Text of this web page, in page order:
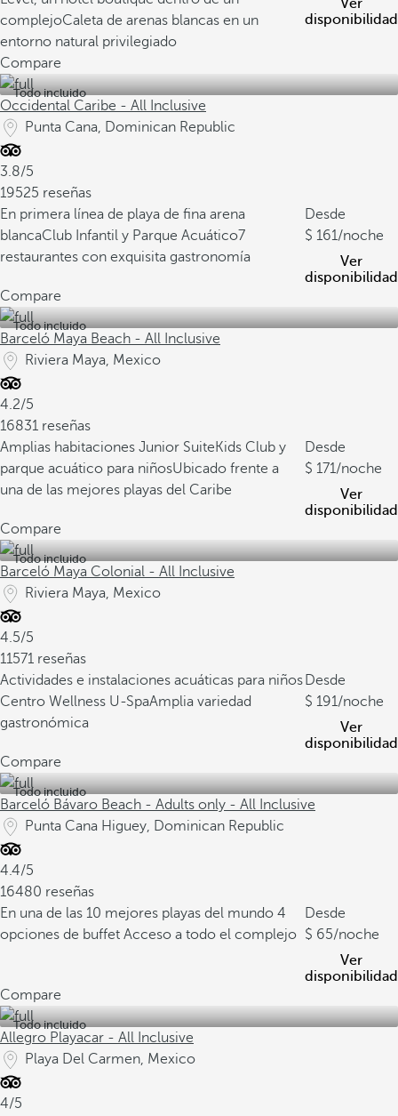
complejoCaleta de arenas blancas en un
entorno natural privilegiado
Ver
disponibilidad
Compare
Todo incluido
Occidental Caribe - All Inclusive
Punta Cana, Dominican Republic
3.8/5
19525 reseñas
En primera línea de playa de fina arena
blancaClub Infantil y Parque Acuático7
restaurantes con exquisita gastronomía
Desde
161/noche
Ver
disponibilidad
Compare
Todo incluido
Barceló Maya Beach - All Inclusive
Riviera Maya, Mexico
4.2/5
16831 reseñas
Amplias habitaciones Junior SuiteKids Club y
parque acuático para niñosUbicado frente a
una de las mejores playas del Caribe
Desde
171/noche
Ver
disponibilidad
Compare
Todo incluido
Barceló Maya Colonial - All Inclusive
Riviera Maya, Mexico
4.5/5
11571 reseñas
Actividades e instalaciones acuáticas para niños
Centro Wellness U-SpaAmplia variedad
gastronómica
Desde
191/noche
Ver
disponibilidad
Compare
Todo incluido
Barceló Bávaro Beach - Adults only - All Inclusive
Punta Cana Higuey, Dominican Republic
4.4/5
16480 reseñas
En una de las 10 mejores playas del mundo 4
opciones de buffet Acceso a todo el complejo
Desde
65/noche
Ver
disponibilidad
Compare
Todo incluido
Allegro Playacar - All Inclusive
Playa Del Carmen, Mexico
4/5